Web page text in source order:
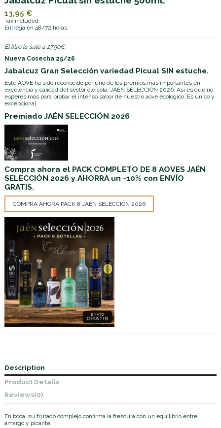
13,95 €
Tax included
Entrega en 48/72 horas.
El litro le sale a 27.90€.
Nueva Cosecha 25/26
Jabalcuz Gran Selección variedad Picual SIN estuche.
Este AOVE ha sido reconocido por uno de los premios más importantes en
excelencia y calidad del sector oleícola: JAÉN SELECCIÓN 2026. Así es que no
esperes más para probar el intenso sabor de nuestro aove ecológico. Es único y
excepcional.
Premiado JAÉN SELECCIÓN 2026
Compra ahora el PACK COMPLETO DE 8 AOVES JAÉN
SELECCIÓN 2026 y AHORRA un -10% con ENVÍO
GRATIS.
COMPRA AHORA PACK 8 JAÉN SELECCIÓN 2026
Description
Product Details
Reviews(0)
En boca, su frutado complejo confirma la frescura con un equilibrio entre
amargo y picante.